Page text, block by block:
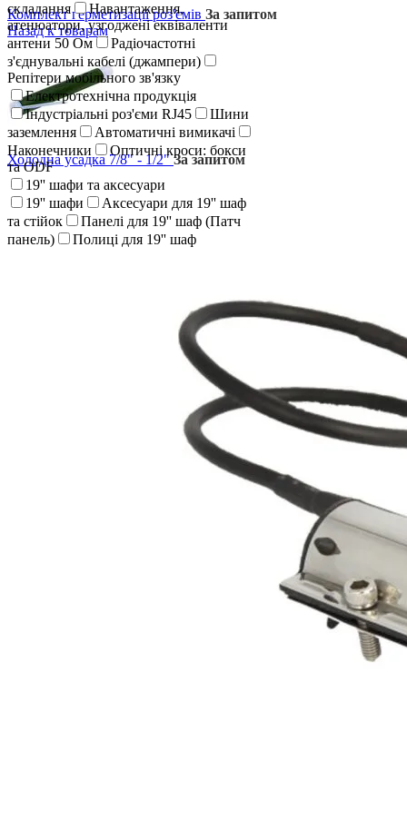
складання
Навантаження,
атенюатори, узгоджені еквіваленти
антени 50 Ом
Радіочастотні
з'єднувальні кабелі (джампери)
Репітери мобільного зв'язку
Електротехнічна продукція
Індустріальні роз'єми RJ45
Шини
заземлення
Автоматичні вимикачі
Наконечники
Оптичні кроси: бокси
та ODF
19'' шафи та аксесуари
19'' шафи
Аксесуари для 19'' шаф
та стійок
Панелі для 19'' шаф (Патч
панель)
Полиці для 19'' шаф
Комплект герметизації роз'ємів За запитом
Назад к товарам
Холодна усадка 7/8" - 1/2"За запитом